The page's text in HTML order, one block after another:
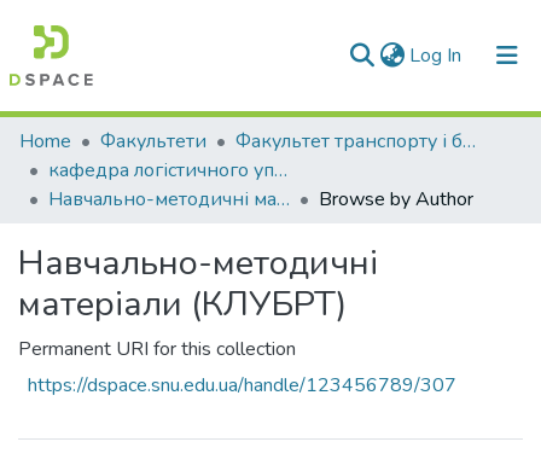
Log In (current)
Communities & Collections
All of DSpace
Home Факультети
Факультет транспорту і будівництва
кафедра логістичного управління та безпеки руху на транспорті
Навчально-методичні матеріали (КЛУБРТ)
Browse by Author
Навчально-методичні
матеріали (КЛУБРТ)
Permanent URI for this collection
https://dspace.snu.edu.ua/handle/123456789/307